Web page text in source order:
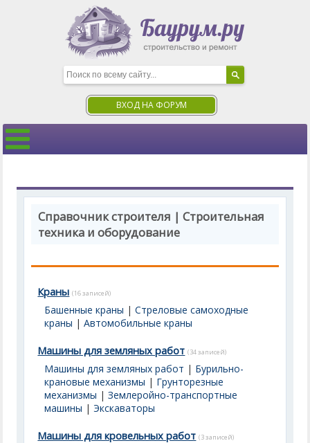
ВХОД НА ФОРУМ
Справочник строителя | Строительная
техника и оборудование
Краны (16 записей)
Башенные краны |Стреловые самоходные
краны |Автомобильные краны
Машины для земляных работ (34 записей)
Машины для земляных работ | Бурильно-
крановые механизмы | Грунторезные
механизмы |Землеройно-транспортные
машины |Экскаваторы
Машины для кровельных работ (3 записей)